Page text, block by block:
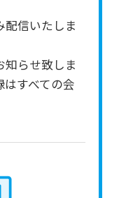
信いたしま
らせ致しま
すべての会